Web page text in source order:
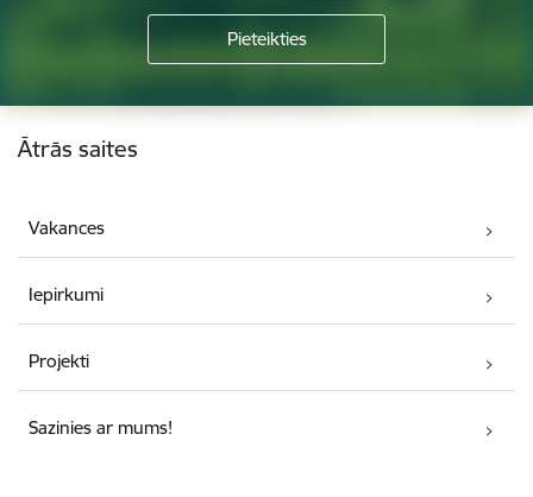
Kājene
Ātrās saites
Vakances
Iepirkumi
Projekti
Sazinies ar mums!